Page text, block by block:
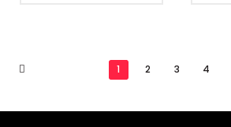
1 2 3 4